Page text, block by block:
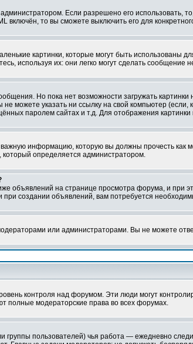
Если разрешено его использовать,
включён, то вы сможете выключить его для
картинки, которые могут быть использованы
используя их: они легко могут сделать
Но пока нет возможности загружать
можете указать ни ссылку на свой компьютер
паролем сайтах и т.д. Для отображения
информацию, которую вы должны прочесть как
который определяется администратором.
объявлений на странице просмотра форума, и при
при создании объявлений, вам потребуется
или администраторами. Вы не можете
контроля над форумом. Эти люди могут
полные модераторские права во всех форумах.
группы пользователей) чья работа — ежедневно